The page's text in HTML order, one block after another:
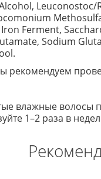
Ferment,
Sodium
влажные волосы
1–2 раза в